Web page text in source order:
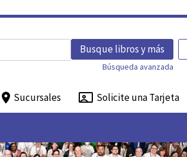
Busque libros y más
Búsqueda avanzada
Sucursales Solicite una Tarjeta